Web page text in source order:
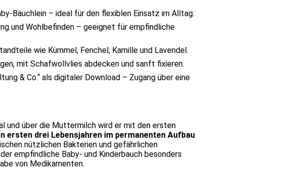
Bäuchlein – ideal für den flexiblen Einsatz im Alltag.
und Wohlbefinden – geeignet für empfindliche
wie Kümmel, Fenchel, Kamille und Lavendel.
mit Schafwollvlies abdecken und sanft fixieren.
& Co.“ als digitaler Download – Zugang über eine
und über die Muttermilch wird er mit den ersten
ersten drei Lebensjahren im permanenten Aufbau
nützlichen Bakterien und gefährlichen
empfindliche Baby- und Kinderbauch besonders
von Medikamenten.